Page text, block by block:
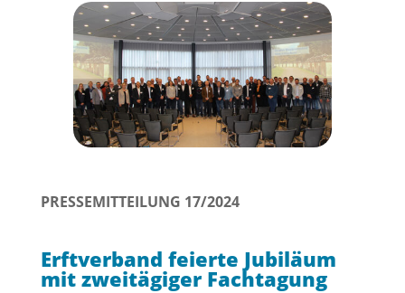
PRESSEMITTEILUNG 17/2024
Erftverband feierte Jubiläum
mit zweitägiger Fachtagung